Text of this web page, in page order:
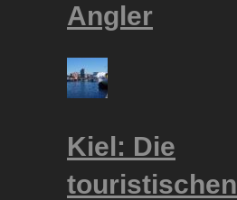
Angler
Kiel: Die
touristischen